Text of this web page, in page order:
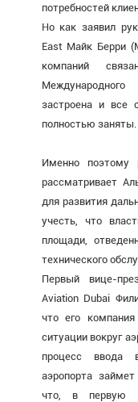
потребностей
Но как заявил
East Майк Берри
компаний
застроена и все
полностью заняты.
Именно поэтому
рассматривает
для развития
учесть, что
площади,
технического
Первый вице-
Aviation Dubai
что его
ситуации вокруг
процесс ввода
аэропорта
что, в первую